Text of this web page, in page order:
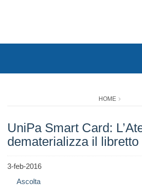
HOME
UniPa Smart Card:
dematerializza il
3-feb-2016
Ascolta